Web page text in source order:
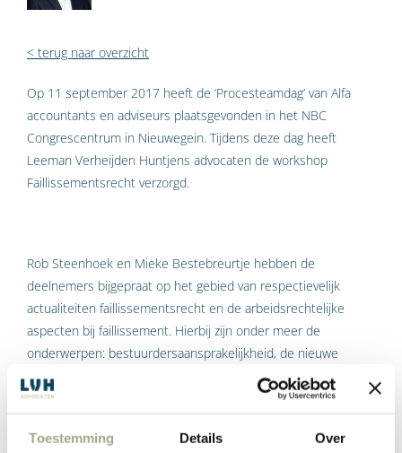
Toestemming Details Over
< terug naar overzicht
Op 11 september 2017 heeft de ‘Procesteamdag’ van Alfa
accountants en adviseurs plaatsgevonden in het NBC
Congrescentrum in Nieuwegein. Tijdens deze dag heeft
Leeman Verheijden Huntjens advocaten de workshop
Faillissementsrecht verzorgd.
Rob Steenhoek en Mieke Bestebreurtje hebben de
deelnemers bijgepraat op het gebied van respectievelijk
actualiteiten faillissementsrecht en de arbeidsrechtelijke
aspecten bij faillissement. Hierbij zijn onder meer de
onderwerpen: bestuurdersaansprakelijkheid, de nieuwe
wettelijke regels, de pre-pack, het adviesrecht van de OR en
opvolgend werkgeverschap aan de orde gekomen. Tevens zijn
Smallstepsbesproken.